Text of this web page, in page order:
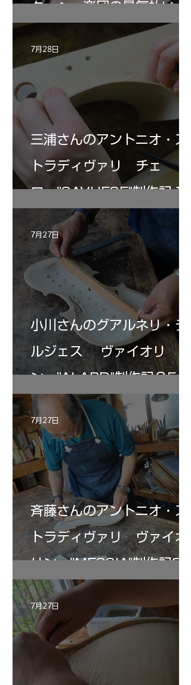
ターヘー楽団の暑気払い
三浦さんのアントニオ・ス
トラディヴァリ チェ
ロ ”SAVUESE"制作記１2
7月28日
小川さんのグアルネリ・デ
ルジェス ヴァイオリ
ン ”ALARD"制作記３5
7月27日
斉藤さんのアントニオ・ス
トラディヴァリ ヴァイオ
リン ”MESSIA"制作記33
7月27日
7月27日